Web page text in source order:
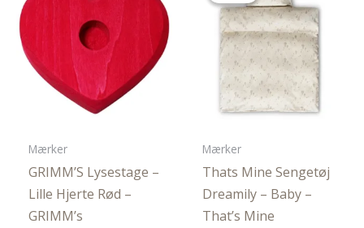
Mærker
GRIMM’S Lysestage –
Lille Hjerte Rød –
GRIMM’s
Mærker
Thats Mine Sengetøj
Dreamily – Baby –
That’s Mine